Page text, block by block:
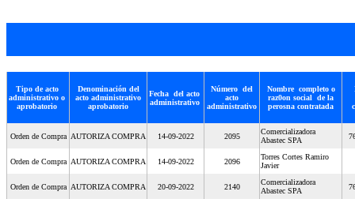
Tipo de acto
administrativo o
aprobatorio
Denominación del
acto administrativo
aprobatorio
Fecha del acto
administrativo
Número del
acto
administrativo
Nombre completo o
raz0on social de la
perosna contratada
Orden de Compra AUTORIZA COMPRA 14-09-2022 2095
Comercializadora
Abastec SPA
Orden de Compra AUTORIZA COMPRA 14-09-2022 2096
Torres Cortes Ramiro
Javier
Orden de Compra AUTORIZA COMPRA 20-09-2022 2140
Comercializadora
Abastec SPA